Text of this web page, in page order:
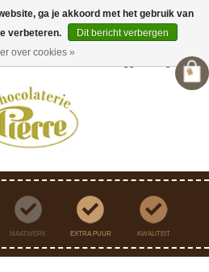
€45,- gratis
Registreren
MAATWERK EXTRA PUUR KWALITEIT
ga je akkoord met het gebruik van
verbeteren.
Dit bericht verbergen
over cookies »